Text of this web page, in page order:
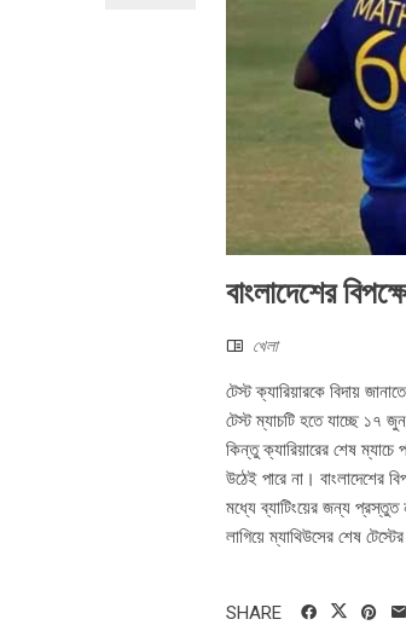
বাংলাদেশের
খেলা
টেস্ট ক্যারিয়ারকে বিদায়
টেস্ট ম্যাচটি হতে যাচ্ছে ১৭
কিন্তু ক্যারিয়ারের শেষ
উঠেই পারে না। বাংলাদেশের
মধ্যে ব্যাটিংয়ের জন্য
লাগিয়ে ম্যাথিউসের শেষ
SHARE